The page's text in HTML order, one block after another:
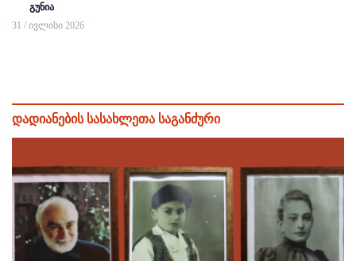
გუნია
31 / ივლისი 2026
დადიანების სასახლეთა საგანძური